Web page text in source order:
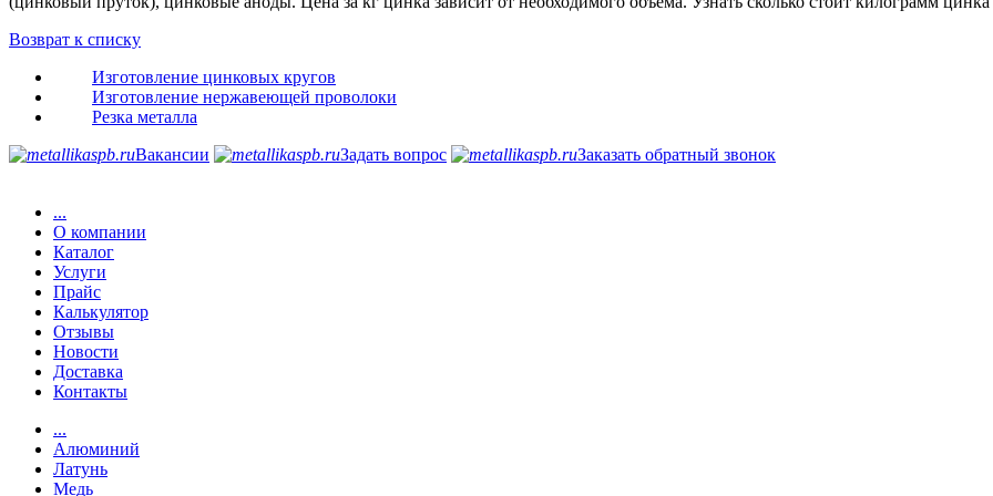
Возврат к списку
Изготовление цинковых кругов
Изготовление нержавеющей проволоки
Резка металла
Вакансии
Задать вопрос Заказать обратный звонок
...
О компании
Каталог
Услуги
Прайс
Калькулятор
Отзывы
Новости
Доставка
Контакты
...
Алюминий
Латунь
Медь